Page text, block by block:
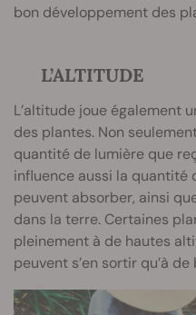
bon développement des
L’ALTITUDE
L’altitude joue également
des plantes. Non
quantité de lumière que
influence aussi la quantité
peuvent absorber, ainsi
dans la terre. Certaines
pleinement à de hautes
peuvent s’en sortir qu’à